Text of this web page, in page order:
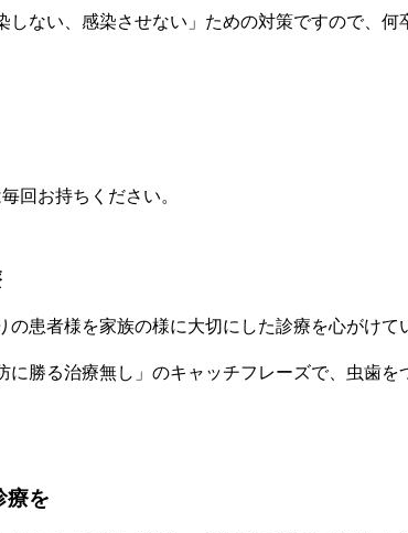
ない、感染させない」ための対策ですので、何
患者様を家族の様に大切にした診療を心がけ
勝る治療無し」のキャッチフレーズで、虫歯を
療を